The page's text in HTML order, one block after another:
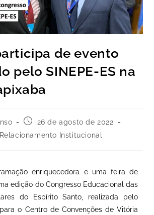
de evento
pelo SINEPE-ES na
26 de agosto de 2022
Relacionamento Institucional
enriquecedora e uma feira de
edição do Congresso Educacional das
do Espírito Santo, realizada pelo
o Centro de Convenções de Vitória